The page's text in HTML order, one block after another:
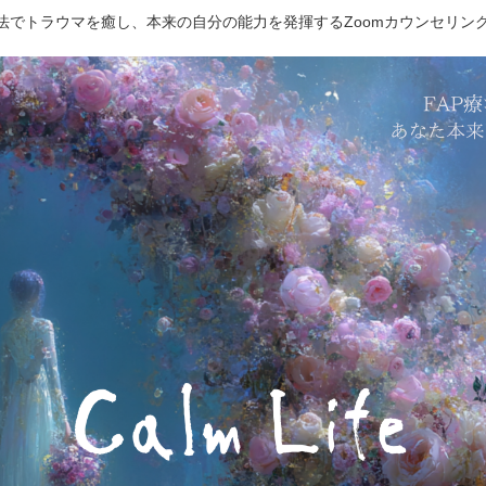
でトラウマを癒し、本来の自分の能力を発揮するZoomカウンセリン